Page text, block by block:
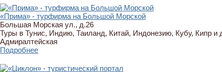
«Прима» - турфирма на Большой Морской
Большая Морская ул., д.26
Туры в Тунис, Индию, Таиланд, Китай, Индонезию, Кубу, Кипр и
Адмиралтейская
Подробнее